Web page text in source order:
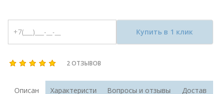
Купить в 1 клик
2 ОТЗЫВОВ
Описан
Характеристи
Вопросы и отзывы
Достав